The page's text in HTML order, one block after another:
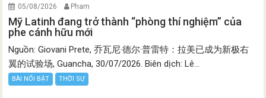
05/08/2026 Pham
Mỹ Latinh đang trở thành “phòng thí nghiệm” của
phe cánh hữu mới
Nguồn: Giovani Prete, 乔瓦尼·德尔·普雷特：拉美已成为新极右
翼的试验场, Guancha, 30/07/2026. Biên dịch: Lê...
BÀI NỔI BẬT THỜI SỰ